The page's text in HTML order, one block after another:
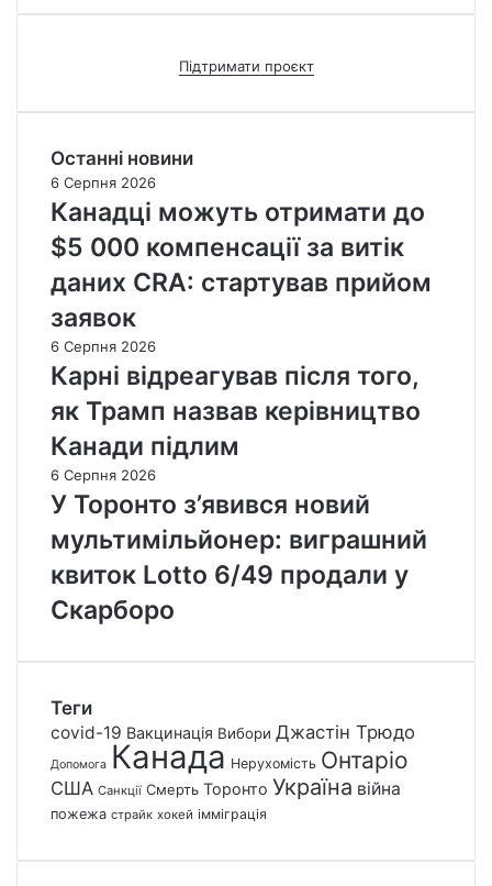
Підтримати проєкт
Останні новини
6 Серпня 2026
Канадці можуть отримати до
$5 000 компенсації за витік
даних CRA: стартував прийом
заявок
6 Серпня 2026
Карні відреагував після того,
як Трамп назвав керівництво
Канади підлим
6 Серпня 2026
У Торонто з’явився новий
мультимільйонер: виграшний
квиток Lotto 6/49 продали у
Скарборо
Теги
covid-19 Вакцинація Вибори Джастін Трюдо
Допомога Канада Нерухомість Онтаріо
США Санкції Смерть Торонто Україна війна
пожежа страйк хокей імміграція